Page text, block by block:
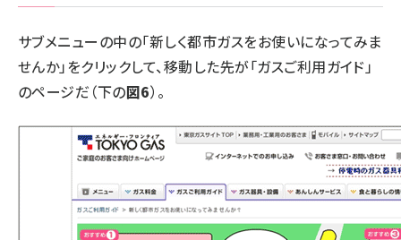
サブメニューの中の「新しく都市ガスをお使いになってみま
せんか」をクリックして、移動した先が「ガスご利用ガイド」
のページだ（下の図6）。